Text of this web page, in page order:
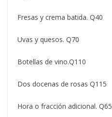
Fresas y crema batida. Q40
Uvas y quesos. Q70
Botellas de vino.Q110
Dos docenas de rosas Q115
Hora o fracción adicional. Q65